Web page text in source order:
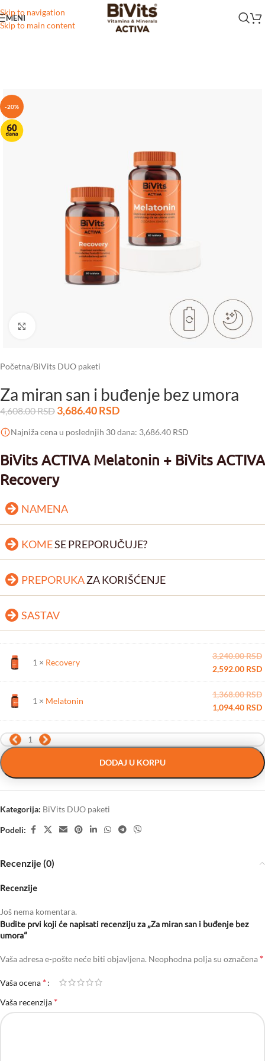
Skip to navigation
Skip to main content
MENI
-20%
Početna/BiVits DUO paketi
Za miran san i buđenje bez umora
4,608.00RSD 3,686.40RSD
Najniža cena u poslednjih 30 dana: 3,686.40 RSD
BiVits ACTIVA Melatonin + BiVits ACTIVA
Recovery
NAMENA
KOMESE PREPORUČUJE?
PREPORUKAZA KORIŠĆENJE
SASTAV
1 × Recovery
3,240.00RSD
2,592.00 RSD
1 × Melatonin
1,368.00RSD
1,094.40 RSD
DODAJ U KORPU
Kategorija: BiVits DUO paketi
Podeli:
Recenzije (0)
Recenzije
Još nema komentara.
Budite prvi koji će napisati recenziju za „Za miran san i buđenje bez
umora“
Vaša adresa e-pošte neće biti objavljena. Neophodna polja su označena *
Vaša ocena *
Vaša recenzija *